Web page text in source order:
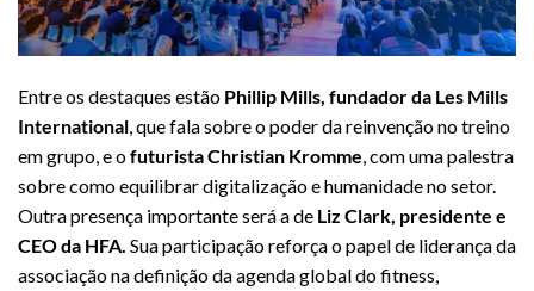
Entre os destaques estão Phillip Mills, fundador da Les Mills
International , que fala sobre o poder da reinvenção no treino
em grupo, e ofuturista Christian Kromme , com uma palestra
sobre como equilibrar digitalização e humanidade no setor.
Outra presença importante será a de Liz Clark, presidente e
CEO da HFA. Sua participação reforça o papel de liderança da
associação na definição da agenda global do fitness,